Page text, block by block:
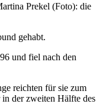
Prekel (Foto): die
gehabt.
und fiel nach den
reichten für sie zum
der zweiten Hälfte des